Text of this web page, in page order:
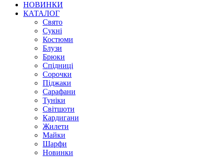
НОВИНКИ
КАТАЛОГ
Свято
Сукні
Костюми
Блузи
Брюки
Спідниці
Сорочки
Піджаки
Сарафани
Туніки
Світшоти
Кардигани
Жилети
Майки
Шарфи
Новинки